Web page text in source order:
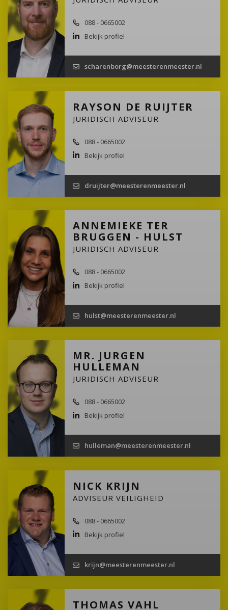
088 - 0665002
Bekijk profiel
scharenborg@meesterenmeester.nl
RAYSON DE RUIJTER
JURIDISCH ADVISEUR
088 - 0665002
Bekijk profiel
druijter@meesterenmeester.nl
ANNEMIEKE TER
BRUGGEN - HULST
JURIDISCH ADVISEUR
088 - 0665002
Bekijk profiel
hulst@meesterenmeester.nl
MR. JURGEN
HULLEMAN
JURIDISCH ADVISEUR
088 - 0665002
Bekijk profiel
hulleman@meesterenmeester.nl
NICK KRIJN
ADVISEUR VEILIGHEID
088 - 0665002
Bekijk profiel
krijn@meesterenmeester.nl
THOMAS VAHL